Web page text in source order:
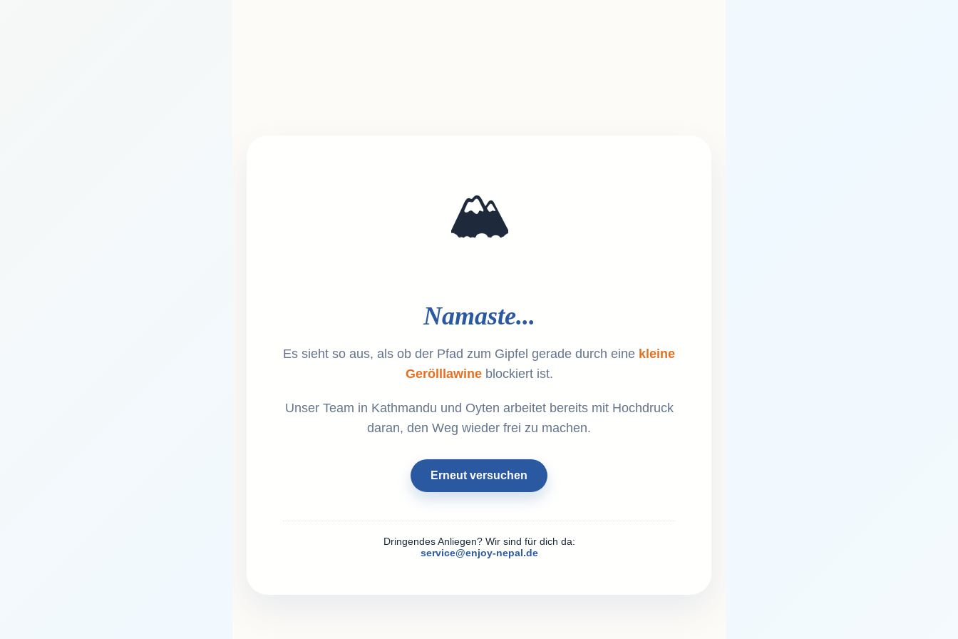
🏔️
Namaste...
Es sieht so aus, als ob der Pfad zum Gipfel gerade durch eine kleine
Gerölllawineblockiert ist.
Unser Team in Kathmandu und Oyten arbeitet bereits mit Hochdruck
daran, den Weg wieder frei zu machen.
Erneut versuchen
Dringendes Anliegen? Wir sind für dich da:
service@enjoy-nepal.de